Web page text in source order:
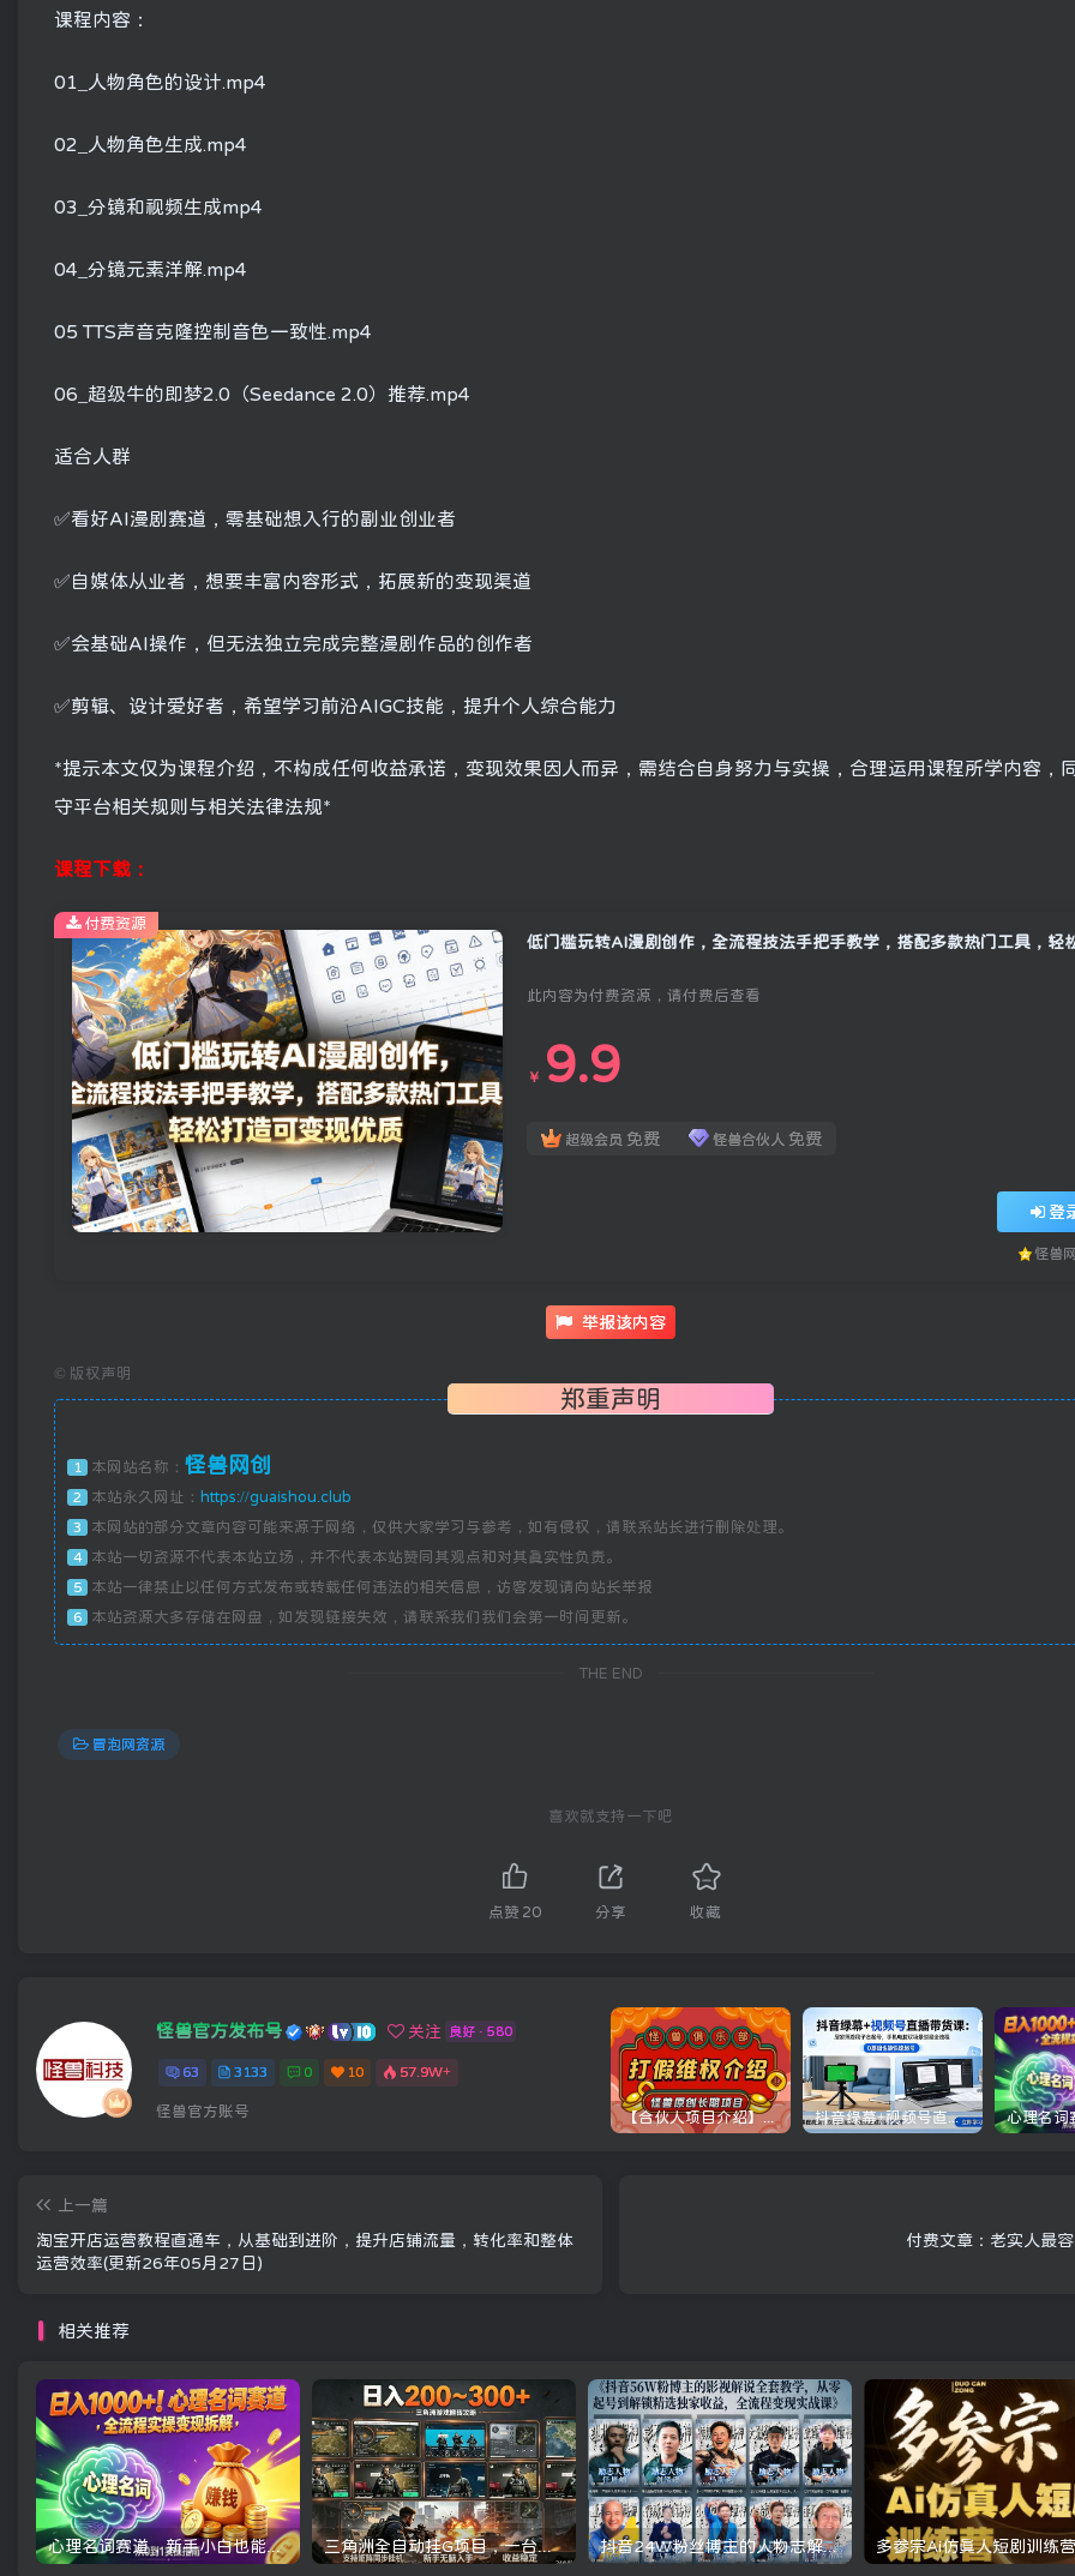
课程内容：
01_人物角色的设计.mp4
02_人物角色生成.mp4
03_分镜和视频生成mp4
04_分镜元素洋解.mp4
05 TTS声音克隆控制音色一致性.mp4
06_超级牛的即梦2.0（Seedance 2.0）推荐.mp4
适合人群
✅看好AI漫剧赛道，零基础想入行的副业创业者
✅自媒体从业者，想要丰富内容形式，拓展新的变现渠道
✅会基础AI操作，但无法独立完成完整漫剧作品的创作者
✅剪辑、设计爱好者，希望学习前沿AIGC技能，提升个人综合能力
*提示本文仅为课程介绍，不构成任何收益承诺，变现效果因人而异，需结合自身努力与实操，合理运用课程所学内容，
守平台相关规则与相关法律法规*
课程下载：
此内容为付费资源，请付费后查看
￥ 9.9
超级会员 免费 怪兽合伙人 免费
登
怪兽
付费资源
举报该内容
© 版权声明
郑重声明
1 本网站名称： 怪兽网创
2 本站永久网址： https://guaishou.club
3 本网站的部分文章内容可能来源于网络，仅供大家学习与参考，如有侵权，请联系站长进行删除处理。
4 本站一切资源不代表本站立场，并不代表本站赞同其观点和对其真实性负责。
5 本站一律禁止以任何方式发布或转载任何违法的相关信息，访客发现请向站长举报
6 本站资源大多存储在网盘，如发现链接失效，请联系我们我们会第一时间更新。
THE END
冒泡网资源
喜欢就支持一下吧
点赞 20 分享 收藏
怪兽官方发布号 关注 良好 · 580
63 3133 0 10 57.9W+
怪兽官方账号 【合伙人项目介绍】打假维权项目介绍 抖音绿幕+视频号直播带货课：居家照着稿子念起号，手机电脑双场景搭建全流程
上一篇
淘宝开店运营教程直通车，从基础到进阶，提升店铺流量，转化率和整体
运营效率(更新26年05月27日)
付费文章：老实人最
相关推荐
心理名词赛道，新手小白也能做，全流程项目拆解，单日变现1k+ 三角洲全自动挂G项目，一台电脑即可操作，防封稳账号，日收益300+，收益全程包回收，省心稳賺【揭秘】 抖音24W粉丝博主的人物志解说教学，从内容打磨到流量变现，解锁抖音伙伴计划+精选收益双份收益